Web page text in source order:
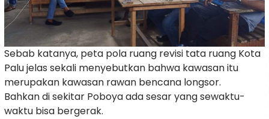
Sebab katanya, peta pola ruang revisi tata ruang Kota
Palu jelas sekali menyebutkan bahwa kawasan itu
merupakan kawasan rawan bencana longsor.
Bahkan di sekitar Poboya ada sesar yang sewaktu-
waktu bisa bergerak.